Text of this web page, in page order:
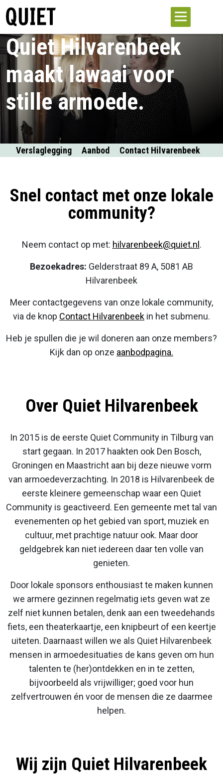
Quiet Hilvarenbeek
maakt lawaai voor
stille armoede.
Verslaglegging Aanbod Contact Hilvarenbeek
Snel contact met onze lokale
community?
Neem contact op met: hilvarenbeek@quiet.nl .
Bezoekadres: Gelderstraat 89 A, 5081 AB
Hilvarenbeek
Meer contactgegevens van onze lokale community,
via de knop Contact Hilvarenbeek in het submenu.
Heb je spullen die je wil doneren aan onze members?
Kijk dan op onze aanbodpagina.
Over Quiet Hilvarenbeek
In 2015 is de eerste Quiet Community in Tilburg van
start gegaan. In 2017 haakten ook Den Bosch,
Groningen en Maastricht aan bij deze nieuwe vorm
van armoedeverzachting. In 2018 is Hilvarenbeek de
eerste kleinere gemeenschap waar een Quiet
Community is geactiveerd. Een gemeente met tal van
evenementen op het gebied van sport, muziek en
cultuur, met prachtige natuur ook. Maar door
geldgebrek kan niet iedereen daar ten volle van
genieten.
Door lokale sponsors enthousiast te maken kunnen
we armere gezinnen regelmatig iets geven wat ze
zelf niet kunnen betalen, denk aan een tweedehands
fiets, een theaterkaartje, een knipbeurt of een keertje
uiteten. Daarnaast willen we als Quiet Hilvarenbeek
mensen in armoedesituaties de kans geven om hun
talenten te (her)ontdekken en in te zetten,
bijvoorbeeld als vrijwilliger; goed voor hun
zelfvertrouwen én voor de mensen die ze daarmee
helpen.
Wij zijn Quiet Hilvarenbeek